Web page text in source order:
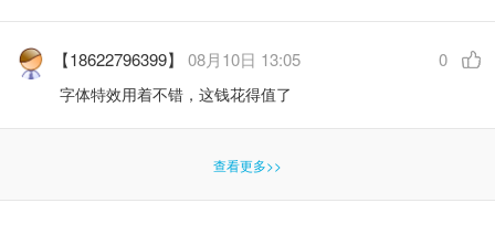
【18622796399】08月10日 13:05 0
字体特效用着不错，这钱花得值了
查看更多>>